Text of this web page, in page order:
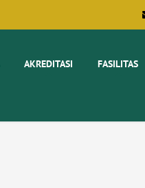
AKREDITASI FASILITAS